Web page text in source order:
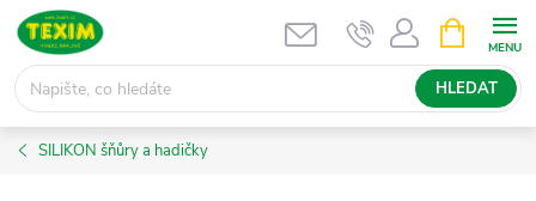
Přejít
obsah
HLEDAT
NÁKUPNÍ
KOŠÍK
SILIKON šňůry a hadičky